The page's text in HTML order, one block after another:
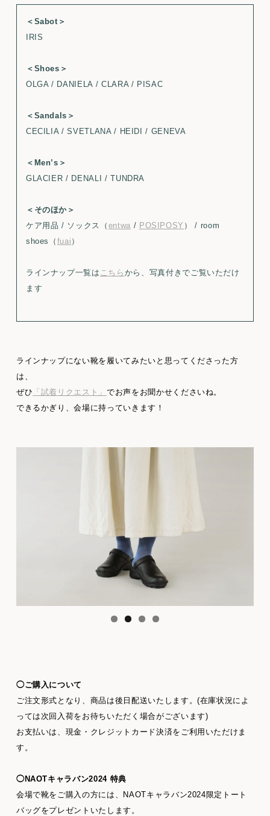
＜Sabot＞
IRIS
＜Shoes＞
OLGA / DANIELA / CLARA / PISAC
＜Sandals＞
CECILIA / SVETLANA / HEIDI / GENEVA
＜Men’s＞
GLACIER / DENALI / TUNDRA
＜そのほか＞
ケア用品 / ソックス（ entwa / POSIPOSY ） / room
shoes（ fuai ）
ラインナップ一覧は こちら から、写真付きでご覧いただけ
ます
ラインナップにない靴を履いてみたいと思ってくださった方
は、
ぜひ 「試着リクエスト」でお声をお聞かせくださいね。
できるかぎり、会場に持っていきます！
◯ご購入について
ご注文形式となり、商品は後日配送いたします。(在庫状況によ
っては次回入荷をお待ちいただく場合がございます)
お支払いは、現金・クレジットカード決済をご利用いただけま
す。
◯NAOTキャラバン2024 特典
会場で靴をご購入の方には、NAOTキャラバン2024限定トート
バッグをプレゼントいたします。